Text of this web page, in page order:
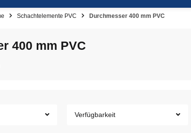
Schachtelemente PVC Durchmesser 400 mm PVC
400 mm PVC
Verfügbarkeit